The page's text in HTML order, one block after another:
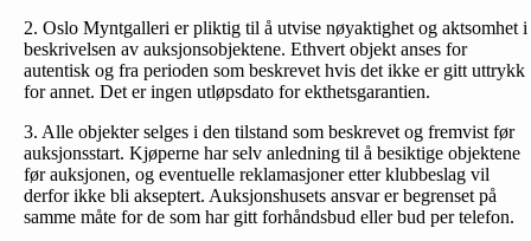
2. Oslo Myntgalleri er pliktig til å utvise nøyaktighet og aktsomhet i
beskrivelsen av auksjonsobjektene. Ethvert objekt anses for
autentisk og fra perioden som beskrevet hvis det ikke er gitt uttrykk
for annet. Det er ingen utløpsdato for ekthetsgarantien.
3. Alle objekter selges i den tilstand som beskrevet og fremvist før
auksjonsstart. Kjøperne har selv anledning til å besiktige objektene
før auksjonen, og eventuelle reklamasjoner etter klubbeslag vil
derfor ikke bli akseptert. Auksjonshusets ansvar er begrenset på
samme måte for de som har gitt forhåndsbud eller bud per telefon.